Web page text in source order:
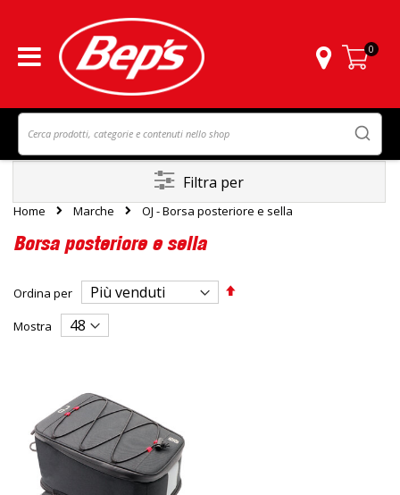
Carrello
0
Home Marche OJ - Borsa posteriore e sella
Borsa posteriore e sella
Ordina per
Imposta
Mostra
Filtra per